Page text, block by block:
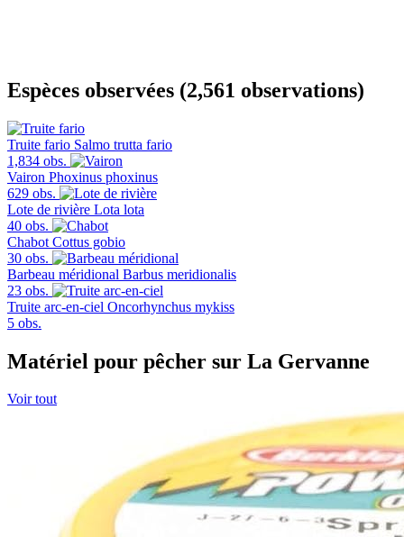
Espèces observées (2,561 observations)
Truite fario Salmo trutta fario
1,834 obs.
Vairon Phoxinus phoxinus
629 obs.
Lote de rivière Lota lota
40 obs.
Chabot Cottus gobio
30 obs.
Barbeau méridional Barbus meridionalis
23 obs.
Truite arc-en-ciel Oncorhynchus mykiss
5 obs.
Matériel pour pêcher sur La Gervanne
Voir tout